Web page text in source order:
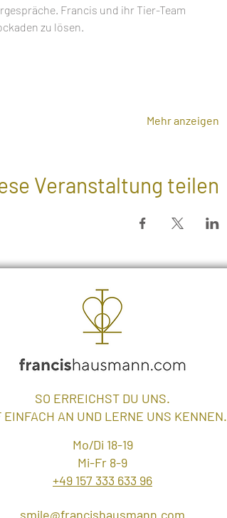
Francis und ihr Tier-Team
zu lösen.
Mehr anzeigen
Veranstaltung teilen
SO ERREICHST DU UNS.
EINFACH AN UND LERNE UNS KENNEN.
Mo/Di 18-19
Mi-Fr 8-9
+49 157 333 633 96
smile@francishausmann.com